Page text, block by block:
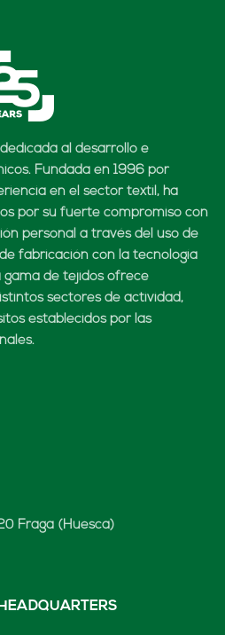
al desarrollo e
Fundada en 1996 por
en el sector textil, ha
por su fuerte compromiso con
personal a través del uso de
fabricación con la tecnología
gama de tejidos ofrece
sectores de actividad,
establecidos por las
Fraga (Huesca)